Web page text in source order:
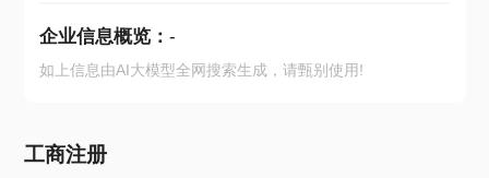
企业信息概览： -
如上信息由AI大模型全网搜索生成，请甄别使用!
工商注册